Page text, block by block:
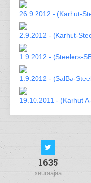
26.9.2012 - (Karhut-
2.9.2012 - (Karhut-
1.9.2012 - (Steelers-
1.9.2012 - (SalBa-
19.10.2011 - (Karhut
1635
seuraajaa